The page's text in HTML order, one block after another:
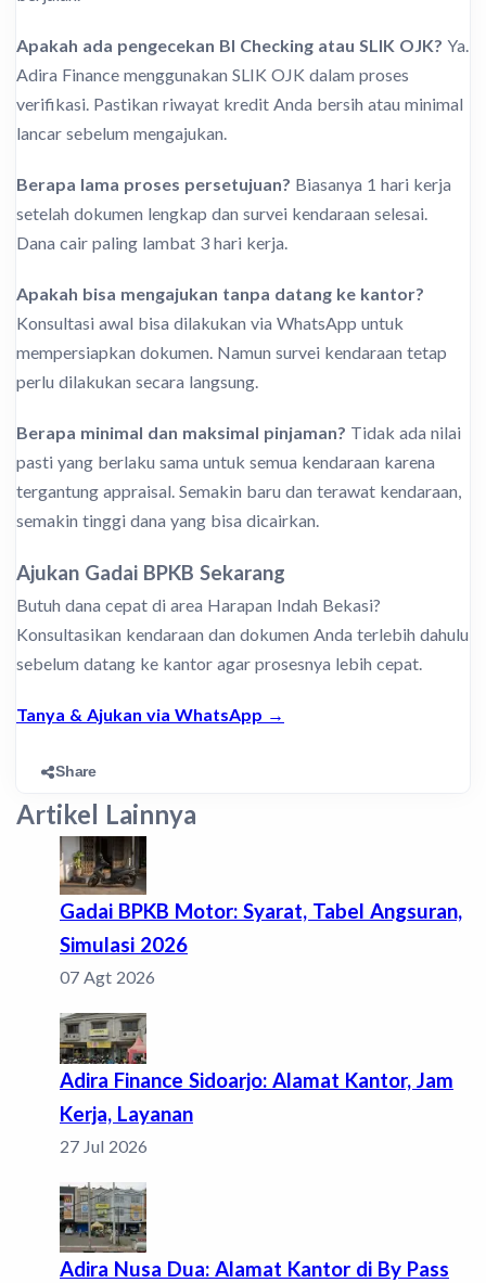
Apakah ada pengecekan BI Checking atau SLIK OJK? Ya.
Adira Finance menggunakan SLIK OJK dalam proses
verifikasi. Pastikan riwayat kredit Anda bersih atau minimal
lancar sebelum mengajukan.
Berapa lama proses persetujuan? Biasanya 1 hari kerja
setelah dokumen lengkap dan survei kendaraan selesai.
Dana cair paling lambat 3 hari kerja.
Apakah bisa mengajukan tanpa datang ke kantor?
Konsultasi awal bisa dilakukan via WhatsApp untuk
mempersiapkan dokumen. Namun survei kendaraan tetap
perlu dilakukan secara langsung.
Berapa minimal dan maksimal pinjaman? Tidak ada nilai
pasti yang berlaku sama untuk semua kendaraan karena
tergantung appraisal. Semakin baru dan terawat kendaraan,
semakin tinggi dana yang bisa dicairkan.
Ajukan Gadai BPKB Sekarang
Butuh dana cepat di area Harapan Indah Bekasi?
Konsultasikan kendaraan dan dokumen Anda terlebih dahulu
sebelum datang ke kantor agar prosesnya lebih cepat.
Tanya & Ajukan via WhatsApp →
Share
Artikel Lainnya
Gadai BPKB Motor: Syarat, Tabel Angsuran,
Simulasi 2026
07 Agt 2026
Adira Finance Sidoarjo: Alamat Kantor, Jam
Kerja, Layanan
27 Jul 2026
Adira Nusa Dua: Alamat Kantor di By Pass